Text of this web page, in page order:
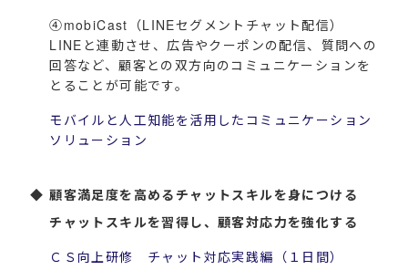
④mobiCast（LINEセグメントチャット配信）
LINEと連動させ、広告やクーポンの配信、質問への
回答など、顧客との双方向のコミュニケーションを
とることが可能です。
モバイルと人工知能を活用したコミュニケーション
ソリューション
顧客満足度を高めるチャットスキルを身につける
チャットスキルを習得し、顧客対応力を強化する
ＣＳ向上研修 チャット対応実践編（１日間）